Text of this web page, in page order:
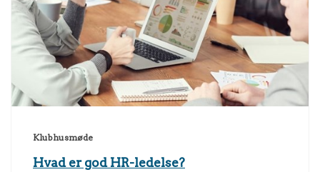
Klubhusmøde
Hvad er god HR-ledelse?